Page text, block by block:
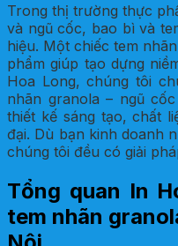
Trong thị trường thực
và ngũ cốc, bao bì và
hiệu. Một chiếc tem
phẩm giúp tạo dựng
Hoa Long, chúng tôi
nhãn granola – ngũ
thiết kế sáng tạo, chất
đại. Dù bạn kinh doanh
chúng tôi đều có giải
Tổng quan In
tem nhãn